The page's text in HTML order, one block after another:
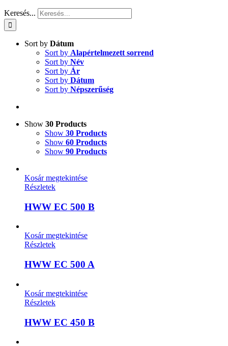
Keresés...
Sort by Dátum
Sort by Alapértelmezett sorrend
Sort by Név
Sort by Ár
Sort by Dátum
Sort by Népszerűség
Show 30 Products
Show 30 Products
Show 60 Products
Show 90 Products
Kosár megtekintése
Részletek
HWW EC 500 B
Kosár megtekintése
Részletek
HWW EC 500 A
Kosár megtekintése
Részletek
HWW EC 450 B